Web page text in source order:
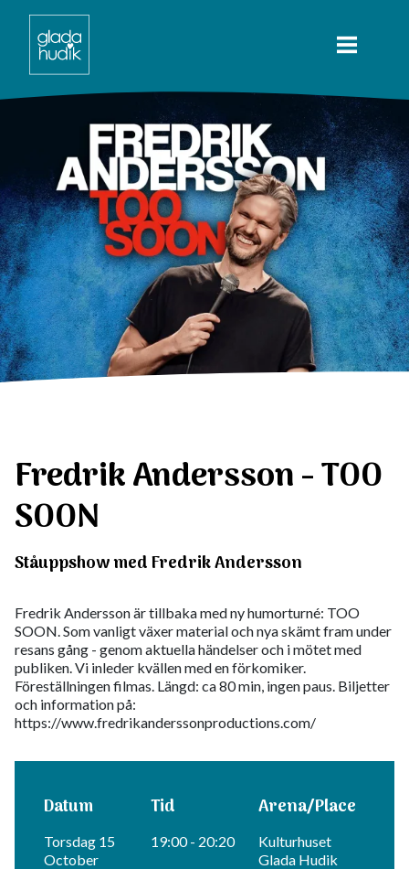
Fredrik Andersson - TOO
SOON
Ståuppshow med Fredrik Andersson
Fredrik Andersson är tillbaka med ny humorturné: TOO
SOON. Som vanligt växer material och nya skämt fram under
resans gång - genom aktuella händelser och i mötet med
publiken. Vi inleder kvällen med en förkomiker.
Föreställningen filmas. Längd: ca 80 min, ingen paus. Biljetter
och information på:
https://www.fredrikanderssonproductions.com/
Datum Tid Arena/Place
Torsdag 15
October
19:00 - 20:20
Kulturhuset
Glada Hudik